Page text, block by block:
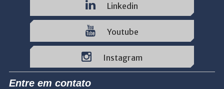
Linkedin
Youtube
Instagram
Entre em contato